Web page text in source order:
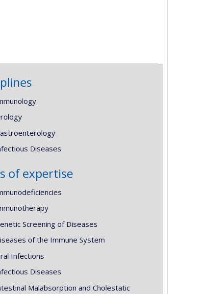
Diseases
of expertise
Screening of Diseases
of the Immune System
Infections
Diseases
Malabsorption and Cholestatic